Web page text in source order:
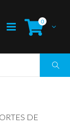
0
DE